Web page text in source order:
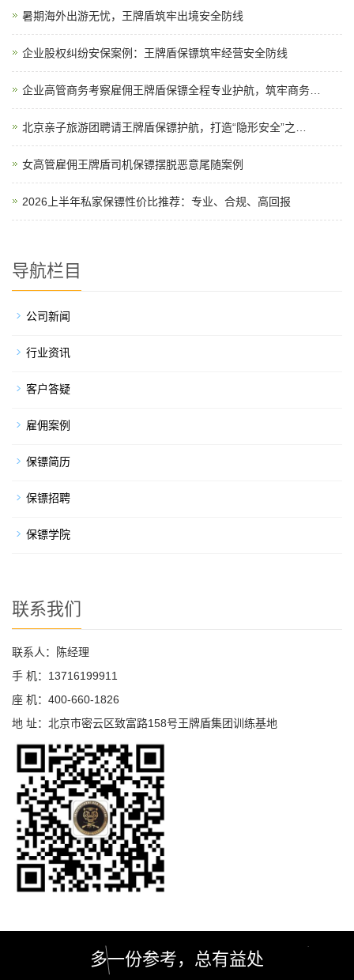
暑期海外出游无忧，王牌盾筑牢出境安全防线
企业股权纠纷安保案例：王牌盾保镖筑牢经营安全防线
企业高管商务考察雇佣王牌盾保镖全程专业护航，筑牢商务…
北京亲子旅游团聘请王牌盾保镖护航，打造“隐形安全”之…
女高管雇佣王牌盾司机保镖摆脱恶意尾随案例
2026上半年私家保镖性价比推荐：专业、合规、高回报
导航栏目
公司新闻
行业资讯
客户答疑
雇佣案例
保镖简历
保镖招聘
保镖学院
联系我们
联系人：陈经理
手 机：13716199911
座 机：400-660-1826
地 址：北京市密云区致富路158号王牌盾集团训练基地
多一份参考，总有益处